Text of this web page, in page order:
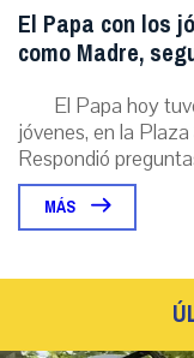
El Papa con los
como Madre,
El Papa hoy
jóvenes, en la
Respondió
MÁS